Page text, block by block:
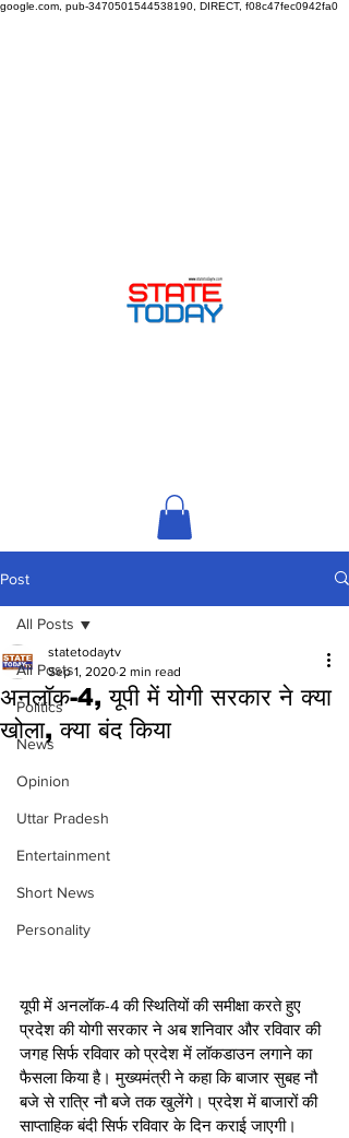
google.com, pub-3470501544538190, DIRECT, f08c47fec0942fa0
Post
All Posts
Politics
News
Opinion
Uttar Pradesh
Entertainment
Short News
Personality
All Posts
अनलॉक-4, यूपी में योगी सरकार ने क्या
खोला, क्या बंद किया
statetodaytv
Sep 1, 2020 2 min read
यूपी में अनलॉक-4 की स्थितियों की समीक्षा करते हुए
प्रदेश की योगी सरकार ने अब शनिवार और रविवार की
जगह सिर्फ रविवार को प्रदेश में लॉकडाउन लगाने का
फैसला किया है। मुख्यमंत्री ने कहा कि बाजार सुबह नौ
बजे से रात्रि नौ बजे तक खुलेंगे। प्रदेश में बाजारों की
साप्ताहिक बंदी सिर्फ रविवार के दिन कराई जाएगी।